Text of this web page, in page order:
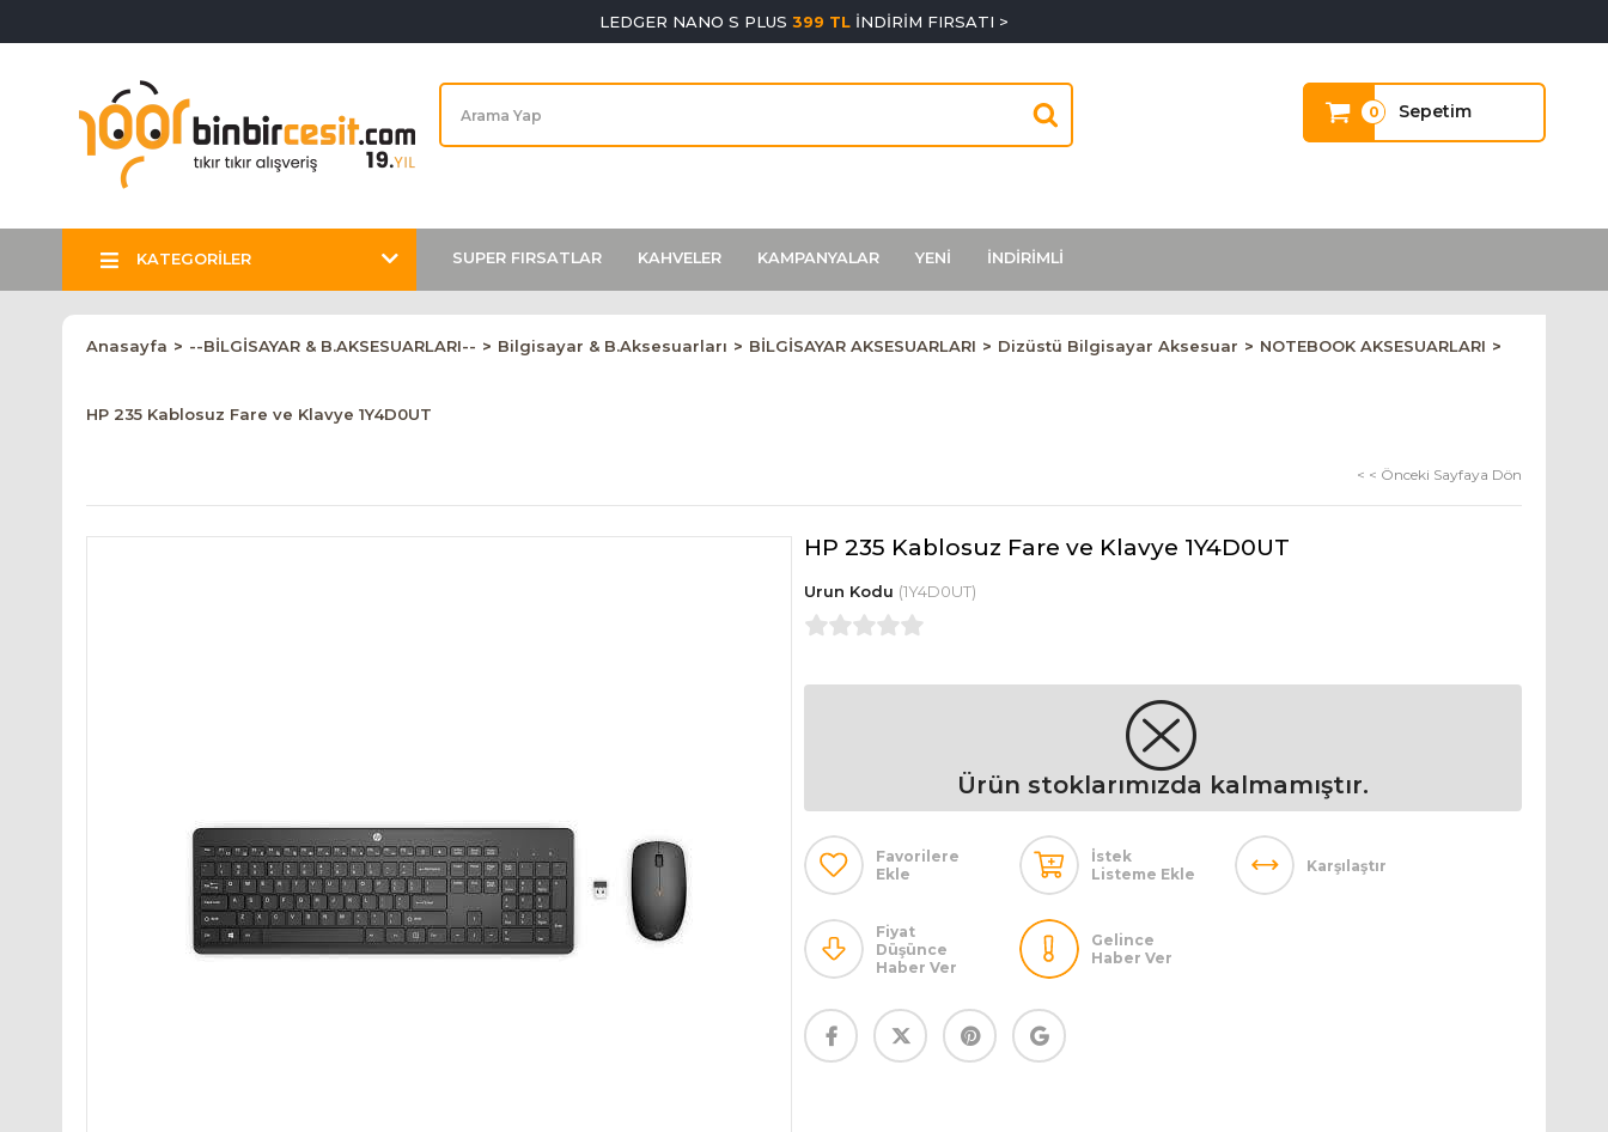
LEDGER NANO S PLUS 399 TL İNDİRİM FIRSATI >
Sepetim
0
KATEGORİLER SUPER FIRSATLAR KAHVELER KAMPANYALAR YENİ İNDİRİMLİ
Anasayfa --BİLGİSAYAR & B.AKSESUARLARI-- Bilgisayar & B.Aksesuarları BİLGİSAYAR AKSESUARLARI Dizüstü Bilgisayar Aksesuar NOTEBOOK AKSESUARLARI
HP 235 Kablosuz Fare ve Klavye 1Y4D0UT
< < Önceki Sayfaya Dön
HP 235 Kablosuz Fare ve Klavye 1Y4D0UT
(1Y4D0UT)
Ürün stoklarımızda kalmamıştır.
Favorilere
Ekle
İstek
Listeme Ekle
Karşılaştır
Fiyat
Düşünce
Haber Ver
Gelince
Haber Ver